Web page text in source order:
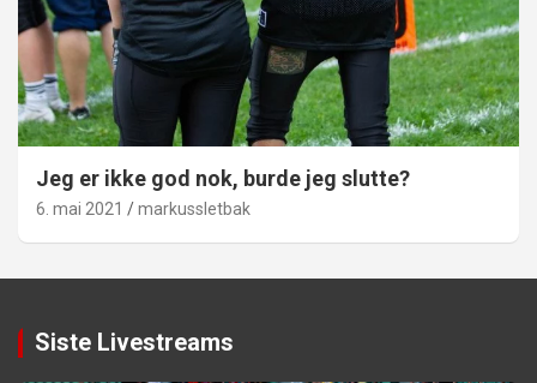
Jeg er ikke god nok, burde jeg slutte?
6. mai 2021 markussletbak
Siste Livestreams